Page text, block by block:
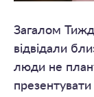
Загалом
відвідали
люди не